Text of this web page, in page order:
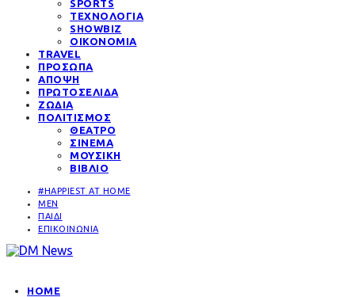
SPORTS
ΤΕΧΝΟΛΟΓΙΑ
SHOWBIZ
ΟΙΚΟΝΟΜΙΑ
TRAVEL
ΠΡΟΣΩΠΑ
ΑΠΟΨΗ
ΠΡΩΤΟΣΕΛΙΔΑ
ΖΩΔΙΑ
ΠΟΛΙΤΙΣΜΟΣ
ΘΕΑΤΡΟ
ΣΙΝΕΜΑ
ΜΟΥΣΙΚΗ
ΒΙΒΛΙΟ
#HAPPIEST AT HOME
MEN
ΠΑΙΔΙ
ΕΠΙΚΟΙΝΩΝΙΑ
HOME